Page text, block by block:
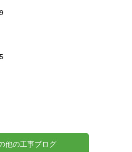
他の工事ブログ